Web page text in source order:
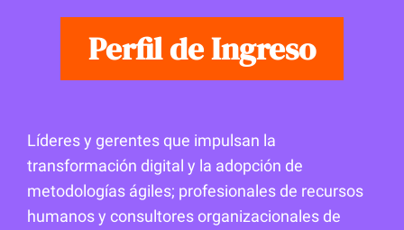
Perfil de Ingreso
Líderes y gerentes que impulsan la
transformación digital y la adopción de
metodologías ágiles; profesionales de recursos
humanos y consultores organizacionales de